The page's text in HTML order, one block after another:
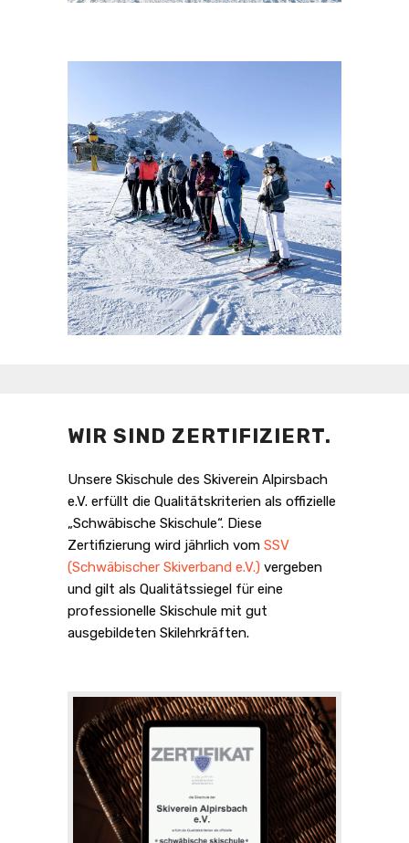
WIR SIND ZERTIFIZIERT.
Unsere Skischule des Skiverein Alpirsbach
e.V. erfüllt die Qualitätskriterien als offizielle
„Schwäbische Skischule“. Diese
Zertifizierung wird jährlich vom SSV
(Schwäbischer Skiverband e.V.) vergeben
und gilt als Qualitätssiegel für eine
professionelle Skischule mit gut
ausgebildeten Skilehrkräften.